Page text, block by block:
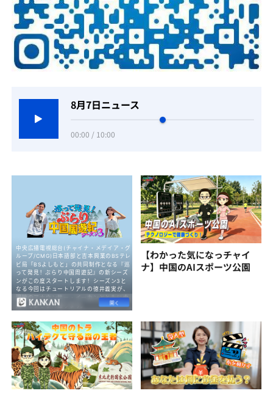
8月7日ニュース
00:00 / 10:00
【わかった気になっチャイ
ナ】中国のAIスポーツ公園